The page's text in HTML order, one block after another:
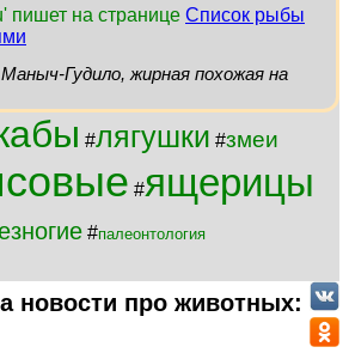
пишет на странице Список рыбы
Гудило, жирная похожая на
#лягушки #змеи
#ящерицы
#палеонтология
новости про животных: